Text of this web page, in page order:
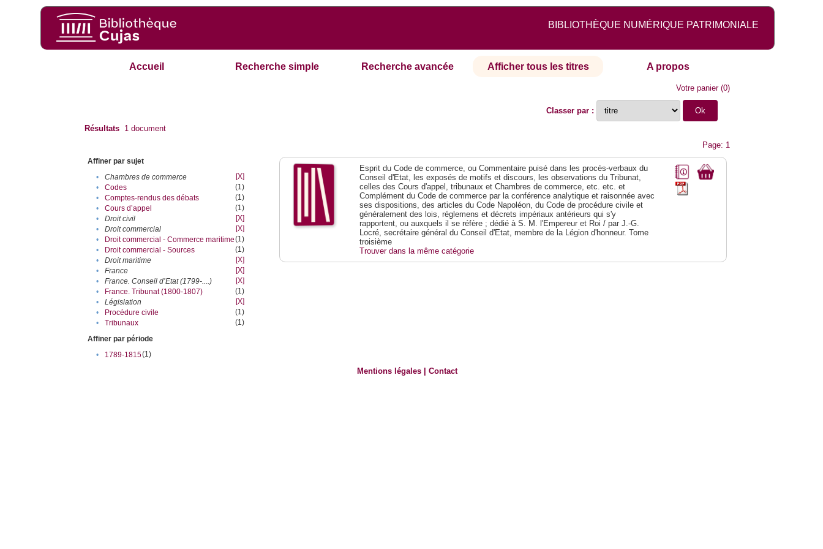
BIBLIOTHÈQUE NUMÉRIQUE PATRIMONIALE
Accueil Recherche simple Recherche avancée Afficher tous les titres A propos
Votre panier(0)
Classer par :
Résultats 1 document
Page: 1
Affiner par sujet
•
Chambres de commerce
[X]
•
Codes
(1)
•
Comptes-rendus des débats
(1)
•
Cours d’appel
(1)
•
Droit civil
[X]
•
Droit commercial
[X]
•
Droit commercial - Commerce maritime(1)
•
Droit commercial - Sources
(1)
•
Droit maritime
[X]
•
France
[X]
•
France. Conseil d’Etat (1799-....)
[X]
•
France. Tribunat (1800-1807)
(1)
•
Législation
[X]
•
Procédure civile
(1)
•
Tribunaux
(1)
Affiner par période
•
1789-1815(1)
Esprit du Code de commerce, ou Commentaire puisé dans les procès-verbaux du
Conseil d'Etat, les exposés de motifs et discours, les observations du Tribunat,
celles des Cours d'appel, tribunaux et Chambres de commerce, etc. etc. et
Complément du Code de commerce par la conférence analytique et raisonnée avec
ses dispositions, des articles du Code Napoléon, du Code de procédure civile et
généralement des lois, réglemens et décrets impériaux antérieurs qui s'y
rapportent, ou auxquels il se réfère ; dédié à S. M. l'Empereur et Roi / par J.-G.
Locré, secrétaire général du Conseil d'Etat, membre de la Légion d'honneur. Tome
troisième
Trouver dans la même catégorie
Mentions légales |Contact